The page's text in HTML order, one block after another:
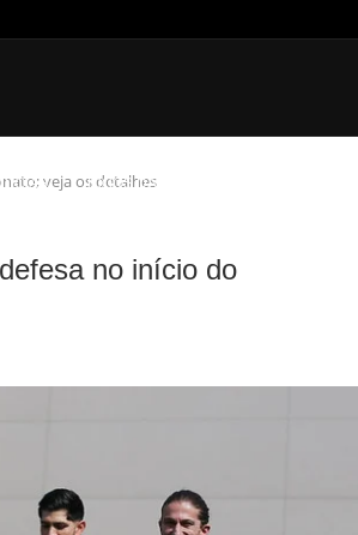
JOGOS DA SEMANA
veja os detalhes
no início do